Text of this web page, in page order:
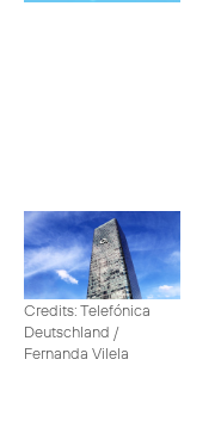
Credits: Telefónica
Deutschland /
Fernanda Vilela